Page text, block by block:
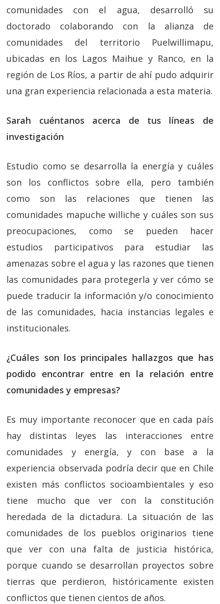
comunidades con el agua, desarrolló su
doctorado colaborando con la alianza de
comunidades del territorio Puelwillimapu,
ubicadas en los Lagos Maihue y Ranco, en la
región de Los Ríos, a partir de ahí pudo adquirir
una gran experiencia relacionada a esta materia.
Sarah cuéntanos acerca de tus líneas de
investigación
Estudio como se desarrolla la energía y cuáles
son los conflictos sobre ella, pero también
como son las relaciones que tienen las
comunidades mapuche williche y cuáles son sus
preocupaciones, como se pueden hacer
estudios participativos para estudiar las
amenazas sobre el agua y las razones que tienen
las comunidades para protegerla y ver cómo se
puede traducir la información y/o conocimiento
de las comunidades, hacia instancias legales e
institucionales.
¿Cuáles son los principales hallazgos que has
podido encontrar entre en la relación entre
comunidades y empresas?
Es muy importante reconocer que en cada país
hay distintas leyes las interacciones entre
comunidades y energía, y con base a la
experiencia observada podría decir que en Chile
existen más conflictos socioambientales y eso
tiene mucho que ver con la constitución
heredada de la dictadura. La situación de las
comunidades de los pueblos originarios tiene
que ver con una falta de justicia histórica,
porque cuando se desarrollan proyectos sobre
tierras que perdieron, históricamente existen
conflictos que tienen cientos de años.